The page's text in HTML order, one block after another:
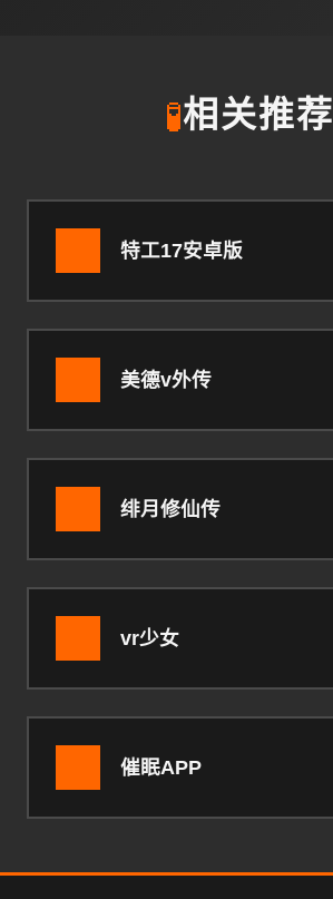
🧪相关推荐
特工17安卓版
美德v外传
绯月修仙传
vr少女
催眠APP